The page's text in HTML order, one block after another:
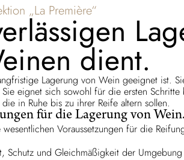
„La Première“
dient.
Lagerung von Wein geeignet ist.
eignet sich sowohl für die ersten
in Ruhe bis zu ihrer Reife altern sollen.
für die Lagerung von Wein.
Voraussetzungen für die
Schutz und Gleichmäßigkeit der